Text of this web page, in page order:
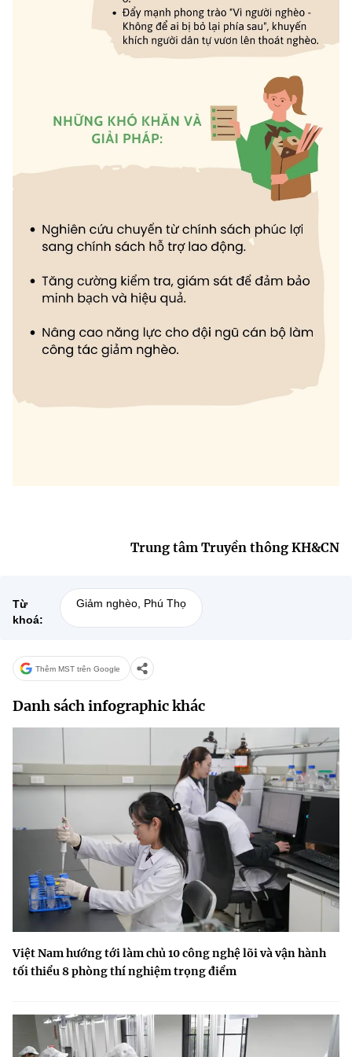
Vietnamese English
BỘ KHOA HỌC VÀ CÔNG NGHỆ
MINISTRY OF SCIENCE AND TECHNOLOGY
Điều khoản sử dụng Theo dõi MST:
Chịu trách nhiệm nội dung: Nguyễn Thị Hải Hằng
Giám đốc Trung tâm Truyền thông Khoa học và Công nghệ.
Địa chỉ: Ban Biên tập Cổng TTĐT - 18 Nguyễn Du, TP. Hà Nội
Điện thoại: 024 3936 9506
©2026 Bản quyền thuộc Bộ Khoa Học và Công Nghệ
(Ghi rõ nguồn "https://mst.gov.vn" khi phát hành lại thông tin từ
Trung tâm Truyền thông KH&CN
Từ
khoá:
Giảm nghèo, Phú Thọ
Thêm MST trên Google
Danh sách infographic khác
Việt Nam hướng tới làm chủ 10 công nghệ lõi và vận hành
tối thiểu 8 phòng thí nghiệm trọng điểm